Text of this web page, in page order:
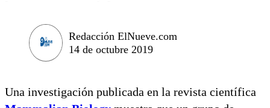
Redacción ElNueve.com
14 de octubre 2019
Una investigación publicada en la revista científica